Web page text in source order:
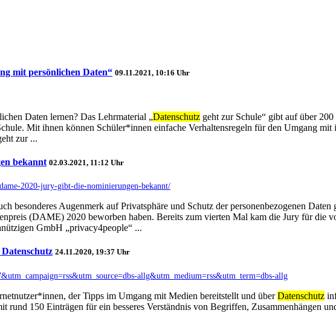
mit persönlichen Daten“ 09.11.2021, 10:16 Uhr
Daten lernen? Das Lehrmaterial „Datenschutz geht zur Schule“ gibt auf über
Mit ihnen können Schüler*innen einfache Verhaltensregeln für den Umgang mit
zur ...
bekannt 02.03.2021, 11:12 Uhr
2020-jury-gibt-die-nominierungen-bekannt/
Augenmerk auf Privatsphäre und Schutz der personenbezogenen Daten
(DAME) 2020 beworben haben. Bereits zum vierten Mal kam die Jury für die
GmbH „privacy4people“ ...
24.11.2020, 19:37 Uhr
allg&utm_medium=rss&utm_term=dbs-allg
der Tipps im Umgang mit Medien bereitstellt und überDatenschutz
rund 150 Einträgen für ein besseres Verständnis von Begriffen, Zusammenhängen